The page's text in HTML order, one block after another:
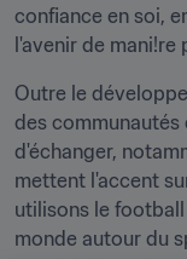
confiance en soi,
l'avenir de mani!re
Outre le
des
d'échanger,
mettent l'accent
utilisons le
monde autour du